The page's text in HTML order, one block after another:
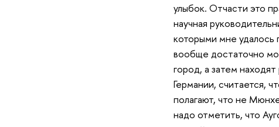
улыбок. Отчасти это
научная
которыми мне
вообще достаточно
город, а затем
Германии, считается,
полагают, что не
надо отметить, что